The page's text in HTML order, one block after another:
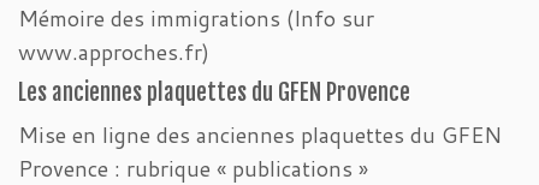
Mémoire des immigrations (Info sur
www.approches.fr)
Les anciennes plaquettes du GFEN Provence
Mise en ligne des anciennes plaquettes du GFEN
Provence : rubrique « publications »